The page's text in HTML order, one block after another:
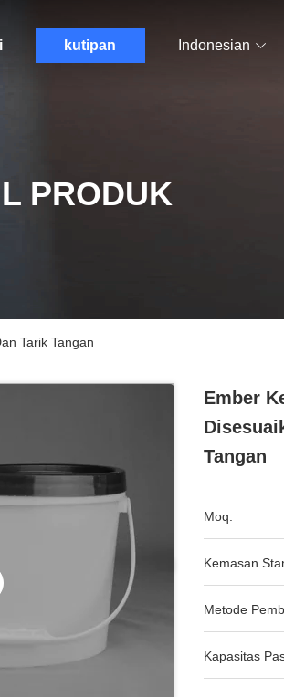
kutipan Indonesian
PRODUK
Tarik Tangan
Ember
Tangan
Moq:
Kemasan
Metode
Kapasitas